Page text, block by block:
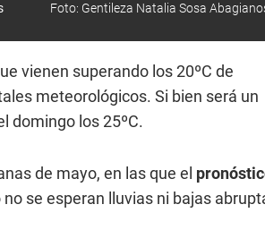
Foto: Gentileza Natalia Sosa
vienen superando los 20ºC de
meteorológicos. Si bien será un
domingo los 25ºC.
de mayo, en las que el
se esperan lluvias ni bajas